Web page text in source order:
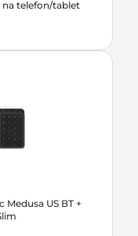
na telefon/tablet
US BT +